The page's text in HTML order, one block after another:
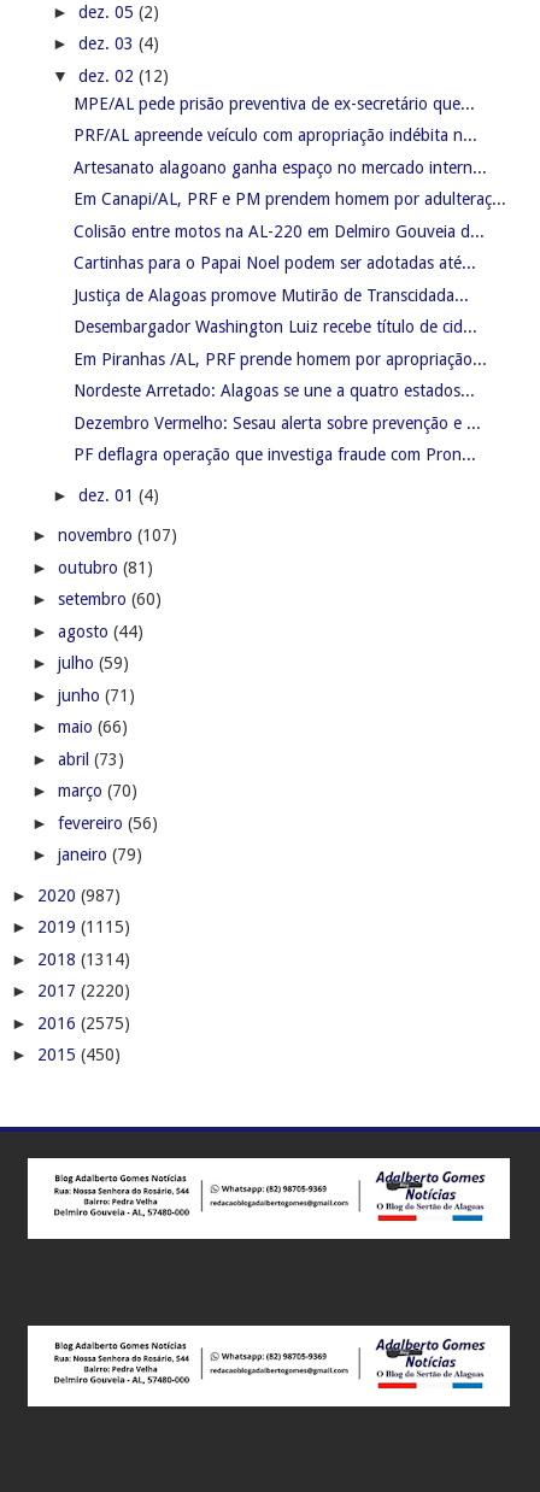
► dez. 05 (2)
► dez. 03 (4)
▼ dez. 02 (12)
MPE/AL pede prisão preventiva de ex-secretário que...
PRF/AL apreende veículo com apropriação indébita n...
Artesanato alagoano ganha espaço no mercado intern...
Em Canapi/AL, PRF e PM prendem homem por adulteraç...
Colisão entre motos na AL-220 em Delmiro Gouveia d...
Cartinhas para o Papai Noel podem ser adotadas até...
Justiça de Alagoas promove Mutirão de Transcidada...
Desembargador Washington Luiz recebe título de cid...
Em Piranhas /AL, PRF prende homem por apropriação...
Nordeste Arretado: Alagoas se une a quatro estados...
Dezembro Vermelho: Sesau alerta sobre prevenção e ...
PF deflagra operação que investiga fraude com Pron...
► dez. 01 (4)
► novembro (107)
► outubro (81)
► setembro (60)
► agosto (44)
► julho (59)
► junho (71)
► maio (66)
► abril (73)
► março (70)
► fevereiro (56)
► janeiro (79)
► 2020 (987)
► 2019 (1115)
► 2018 (1314)
► 2017 (2220)
► 2016 (2575)
► 2015 (450)